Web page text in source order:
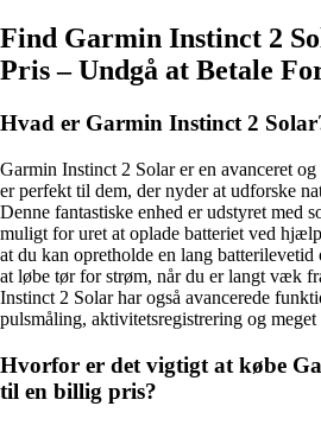
Find Garmin Instinct 2
Pris – Undgå at Betale
Hvad er Garmin Instinct 2
Garmin Instinct 2 Solar er en avanceret
er perfekt til dem, der nyder at udforske
Denne fantastiske enhed er udstyret med
muligt for uret at oplade batteriet ved
at du kan opretholde en lang
at løbe tør for strøm, når du er langt væk
Instinct 2 Solar har også avancerede
pulsmåling, aktivitetsregistrering og meget
Hvorfor er det vigtigt at købe
til en billig pris?